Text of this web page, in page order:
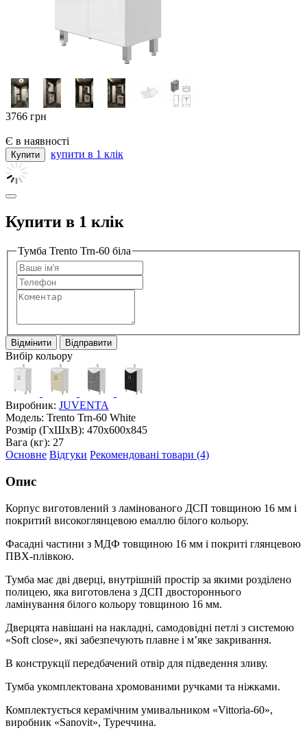
3766 грн
Є в наявності
купити в 1 клік
Купити в 1 клік
Тумба Trento Trn-60 біла
Відмінити Відправити
Вибір кольору
Виробник: JUVENTA
Модель: Trento Trn-60 White
Розмір (ГxШxВ): 470x600x845
Вага (кг): 27
Основне Відгуки Рекомендовані товари (4)
Опис
Корпус виготовлений з ламінованого ДСП товщиною 16 мм і
покритий високоглянцевою емаллю білого кольору.
Фасадні частини з МДФ товщиною 16 мм і покриті глянцевою
ПВХ-плівкою.
Тумба має дві дверці, внутрішній простір за якими розділено
полицею, яка виготовлена з ДСП двостороннього
ламінування білого кольору товщиною 16 мм.
Дверцята навішані на накладні, самодовідні петлі з системою
«Soft close», які забезпечують плавне і м’яке закривання.
В конструкції передбачений отвір для підведення зливу.
Тумба укомплектована хромованими ручками та ніжками.
Комплектується керамічним умивальником «Vittoria-60»,
виробник «Sanovit», Туреччина.